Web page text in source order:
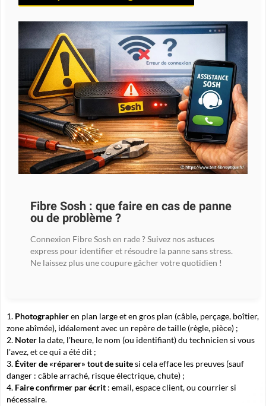
Fibre Sosh : que faire en cas de panne
ou de problème ?
Connexion Fibre Sosh en rade ? Suivez nos astuces
express pour identifier et résoudre la panne sans stress.
Ne laissez plus une coupure gâcher votre quotidien !
Photographieren plan large et en gros plan (câble, perçage, boîtier,
zone abîmée), idéalement avec un repère de taille (règle, pièce) ;
Noter la date, l'heure, le nom (ou identifiant) du technicien si vous
l'avez, et ce qui a été dit ;
Éviter de «réparer» tout de suitesi cela efface les preuves (sauf
danger : câble arraché, risque électrique, chute) ;
Faire confirmer par écrit : email, espace client, ou courrier si
nécessaire.